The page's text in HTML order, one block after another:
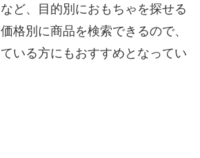
ど、目的別におもちゃを探せる
格別に商品を検索できるので、
いる方にもおすすめとなってい